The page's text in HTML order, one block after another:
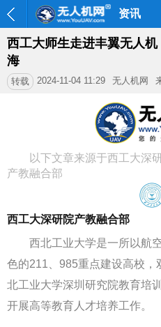
资讯
西工大师生走进丰翼无人
海
转载 2024-11-04 11:29 无人机网
以下文章来源于西工大深
产教融合部
西工大深研院产教融合部
西北工业大学是一所以航
色的211、985重点建设高校
北工业大学深圳研究院教育培
开展高等教育人才培养工作。